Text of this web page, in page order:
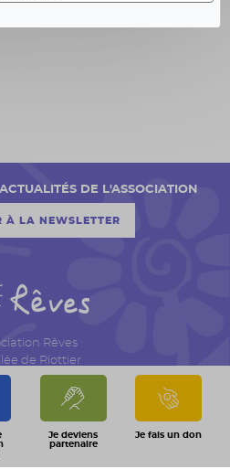
Je deviens
partenaire
Je fais un don
Rêves
de Riottier
– Limas
sur Saône Cedex
06 30 00
DE L'ASSOCIATION
À LA NEWSLETTER